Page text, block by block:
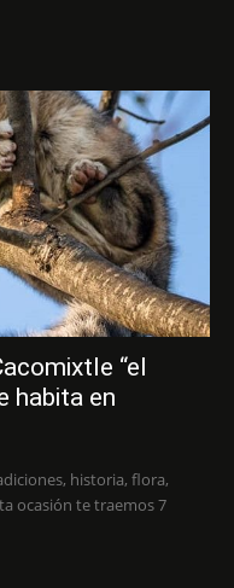
“el
habita en
historia, flora,
ocasión te traemos 7